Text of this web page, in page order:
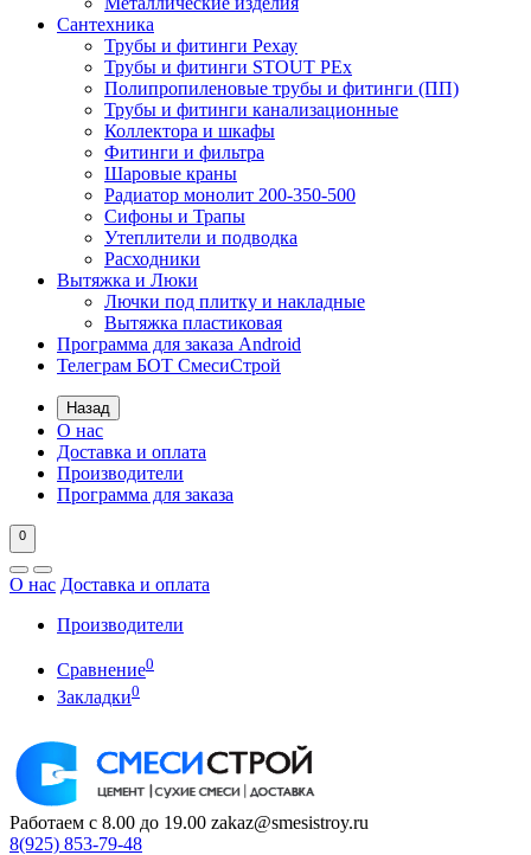
Сантехника
Трубы и фитинги Рехау
Трубы и фитинги STOUT PEx
Полипропиленовые трубы и фитинги (ПП)
Трубы и фитинги канализационные
Коллектора и шкафы
Фитинги и фильтра
Шаровые краны
Радиатор монолит 200-350-500
Сифоны и Трапы
Утеплители и подводка
Расходники
Вытяжка и Люки
Лючки под плитку и накладные
Вытяжка пластиковая
Программа для заказа Android
Телеграм БОТ СмесиСтрой
Назад
О нас
Доставка и оплата
Производители
Программа для заказа
0
О нас Доставка и оплата
Производители
Сравнение0
Закладки0
Работаем с 8.00 до 19.00 zakaz@smesistroy.ru
8(925) 853-79-48